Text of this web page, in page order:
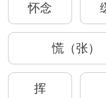
怀念
慌（张）
挥